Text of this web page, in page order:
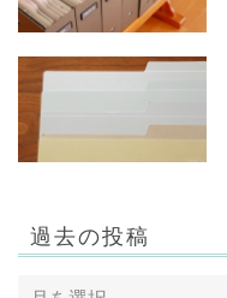
過去の投稿